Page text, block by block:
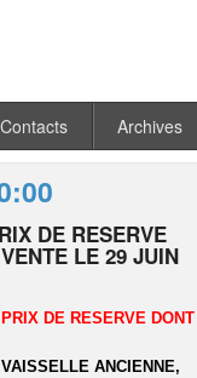
Contacts Archives
DE RESERVE
LE 29 JUIN
DE RESERVE DONT
ANCIENNE,